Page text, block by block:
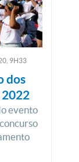
9H33
dos
evento